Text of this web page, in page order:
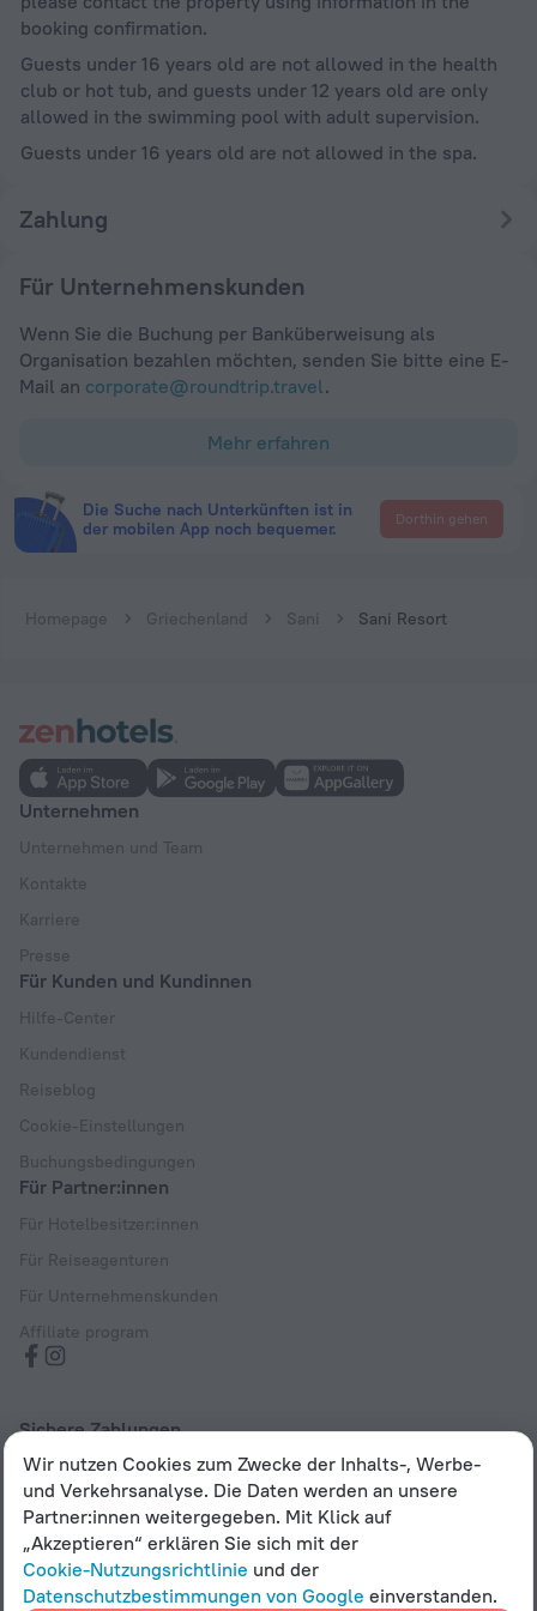
booking confirmation.
Guests under 16 years old are not allowed in the health
club or hot tub, and guests under 12 years old are only
allowed in the swimming pool with adult supervision.
Guests under 16 years old are not allowed in the spa.
Zahlung
Für Unternehmenskunden
Wenn Sie die Buchung per Banküberweisung als
Organisation bezahlen möchten, senden Sie bitte eine E-
Mail an corporate@roundtrip.travel .
Mehr erfahren
Die Suche nach Unterkünften ist in
der mobilen App noch bequemer.
Dorthin gehen
Homepage Griechenland Sani Sani Resort
Unternehmen
Unternehmen und Team
Kontakte
Karriere
Presse
Für Kunden und Kundinnen
Hilfe-Center
Kundendienst
Reiseblog
Cookie-Einstellungen
Buchungsbedingungen
Für Partner:innen
Für Hotelbesitzer:innen
Für Reiseagenturen
Für Unternehmenskunden
Affiliate program
Sichere Zahlungen
Sicherer Datenschutz durch führende Zahlungssysteme
Bestimmungen zur Verarbeitung und Speicherung
personenbezogener Daten
Wir nutzen Cookies zum Zwecke der Inhalts-, Werbe-
und Verkehrsanalyse. Die Daten werden an unsere
Partner:innen weitergegeben. Mit Klick auf
„Akzeptieren“ erklären Sie sich mit der
Cookie-Nutzungsrichtlinie und der
Datenschutzbestimmungen von Google einverstanden.